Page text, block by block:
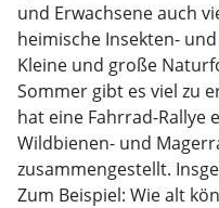
und Erwachsene auch
heimische Insekten-
Kleine und große
Sommer gibt es viel zu
hat eine Fahrrad-Rallye
Wildbienen- und
zusammengestellt.
Zum Beispiel: Wie alt